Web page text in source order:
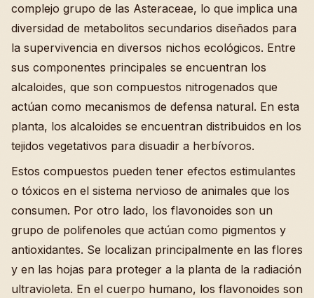
complejo grupo de las Asteraceae, lo que implica una
diversidad de metabolitos secundarios diseñados para
la supervivencia en diversos nichos ecológicos. Entre
sus componentes principales se encuentran los
alcaloides, que son compuestos nitrogenados que
actúan como mecanismos de defensa natural. En esta
planta, los alcaloides se encuentran distribuidos en los
tejidos vegetativos para disuadir a herbívoros.
Estos compuestos pueden tener efectos estimulantes
o tóxicos en el sistema nervioso de animales que los
consumen. Por otro lado, los flavonoides son un
grupo de polifenoles que actúan como pigmentos y
antioxidantes. Se localizan principalmente en las flores
y en las hojas para proteger a la planta de la radiación
ultravioleta. En el cuerpo humano, los flavonoides son